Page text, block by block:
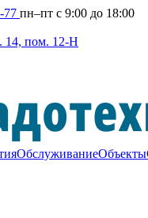
77 пн–пт с 9:00 до 18:00
14, пом. 12-Н
ОбслуживаниеОбъекты